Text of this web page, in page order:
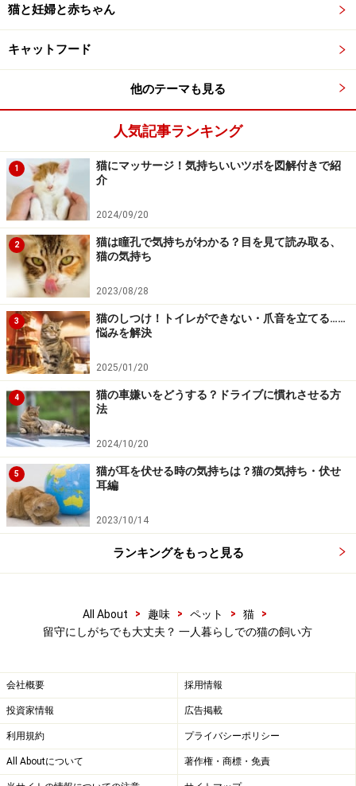
けることになるので、信頼できるキャットシッターをし
っかり見極めてお願いしましょう。
リンク： 安心できる猫シッターの選び方 [猫] All About
執筆ガイド 岩田 麻美子
■ペットホテルに預ける
環境の変化に対応できる猫の場合は、ペットホテルに預
けることも可能です。必ず事前に見学をし、安心できる
ホテルを選びましょう。長期外出が多いとわかっている
なら、猫が幼いうちから定期的に預けるようにしておく
と、ストレスが少ないかもしれません。
執筆ガイド 岩田 麻美子
■連れて行く
子猫のうちから慣れている猫なら連れて行くことも可能
な場合があります。その際は逃げ出しや体調に気をつけ
ましょう。ほとんどの猫は外出を嫌がるので、決して無
理をさせないで、それぞれの猫の向き不向きを理解して
行いましょう。
リンク： 猫と車でドライブ、その準備とコツ [猫] All About
留守中の猫の様子が気になるなら
■家庭用監視カメラを設置して
留守中の様子が気になるなら、家庭用の監視カメラを使
ってみてはいかがでしょうか。1万円以下で簡単に設置
猫と妊婦と赤ちゃん
キャットフード
他のテーマも見る
人気記事ランキング
1
猫にマッサージ！気持ちいいツボを図解付きで紹
介
2024/09/20
2
猫は瞳孔で気持ちがわかる？目を見て読み取る、
猫の気持ち
2023/08/28
3
猫のしつけ！トイレができない・爪音を立てる……
悩みを解決
2025/01/20
4
猫の車嫌いをどうする？ドライブに慣れさせる方
法
2024/10/20
5
猫が耳を伏せる時の気持ちは？猫の気持ち・伏せ
耳編
2023/10/14
ランキングをもっと見る
All About > 趣味 > ペット > 猫
>
留守にしがちでも大丈夫？ 一人暮らしでの猫の飼い方
会社概要 採用情報
投資家情報 広告掲載
利用規約 プライバシーポリシー
All Aboutについて 著作権・商標・免責